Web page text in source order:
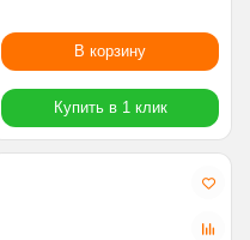
В корзину
Купить в 1 клик